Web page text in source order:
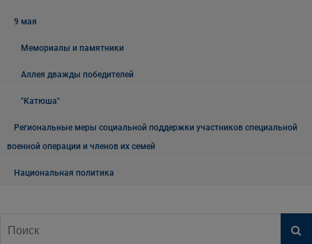
9 мая
Мемориалы и памятники
Аллея дважды победителей
"Катюша"
Региональные меры социальной поддержки участников специальной
военной операции и членов их семей
Национальная политика